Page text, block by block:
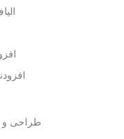
طراحی و